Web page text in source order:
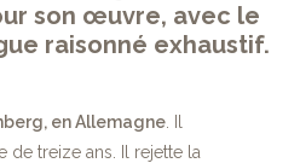
son œuvre, avec le
raisonné exhaustif.
en Allemagne
de treize ans. Il rejette la